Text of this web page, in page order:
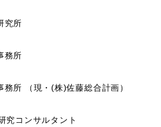
究所
務所
所 （現・(株)佐藤総合計画）
究コンサルタント